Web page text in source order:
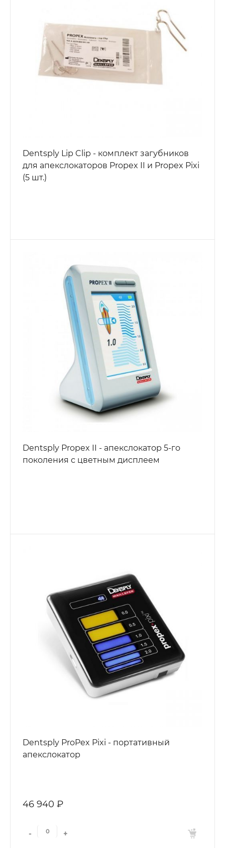
Dentsply Lip Clip - комплект загубников
для апекслокаторов Propex II и Propex Pixi
(5 шт.)
Dentsply Propex II - апекслокатор 5-го
поколения с цветным дисплеем
Dentsply ProPex Pixi - портативный
апекслокатор
46 940 ₽
- +